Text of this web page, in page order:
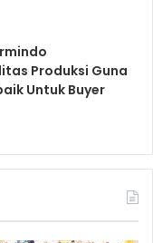
Produksi Guna
Untuk Buyer